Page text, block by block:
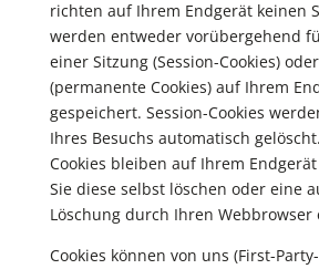
richten auf Ihrem Endgerät keinen
werden entweder vorübergehend
einer Sitzung (Session-Cookies)
(permanente Cookies) auf Ihrem
gespeichert. Session-Cookies
Ihres Besuchs automatisch
Cookies bleiben auf Ihrem
Sie diese selbst löschen oder eine
Löschung durch Ihren Webbrowser
Cookies können von uns (First-